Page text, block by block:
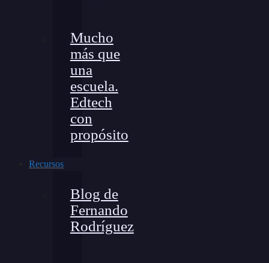
Mucho
más que
una
escuela.
Edtech
con
propósito
Recursos
Blog de
Fernando
Rodríguez